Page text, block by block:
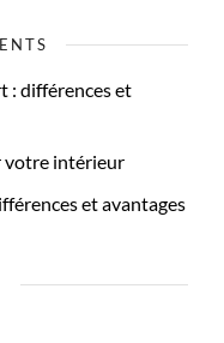
: différences et
votre intérieur
et avantages